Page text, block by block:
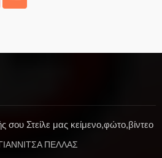
σου Στείλε μας κείμενο,φώτο,βίντεο
ΠΕΛΛΑΣ